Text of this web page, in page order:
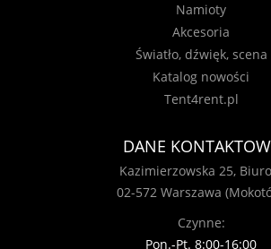
Namioty
Akcesoria
Światło, dźwięk, scena
Katalog nowości
Tent4rent.pl
DANE
Kazimierzowska 25,
02-572 Warszawa
Czynne:
Pon.-Pt. 8:00-16:00